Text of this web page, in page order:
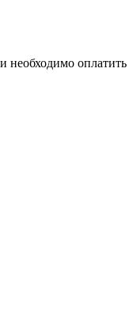
необходимо оплатить